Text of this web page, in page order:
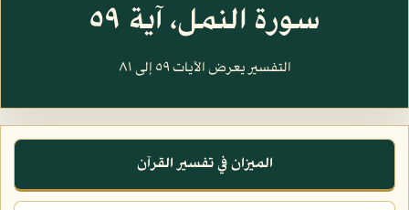
سورة النمل، آية ٥٩
التفسير يعرض الآيات ٥٩ إلى ٨١
الميزان في تفسير القرآن